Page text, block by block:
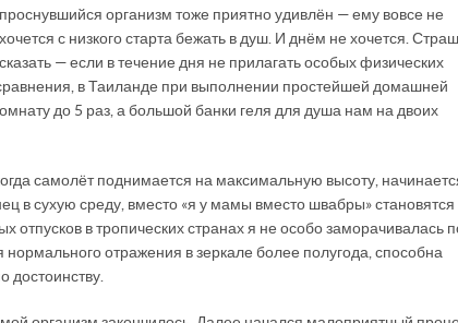
проснувшийся организм тоже приятно удивлён — ему вовсе не
хочется с низкого старта бежать в душ. И днём не хочется.
сказать — если в течение дня не прилагать особых физических
в Таиланде при выполнении простейшей домашней
до 5 раз, а большой банки геля для душа нам на двоих
самолёт поднимается на максимальную высоту,
в сухую среду, вместо «я у мамы вместо швабры» становятся
в тропических странах я не особо заморачивалась
отражения в зеркале более полугода, способна
достоинству.